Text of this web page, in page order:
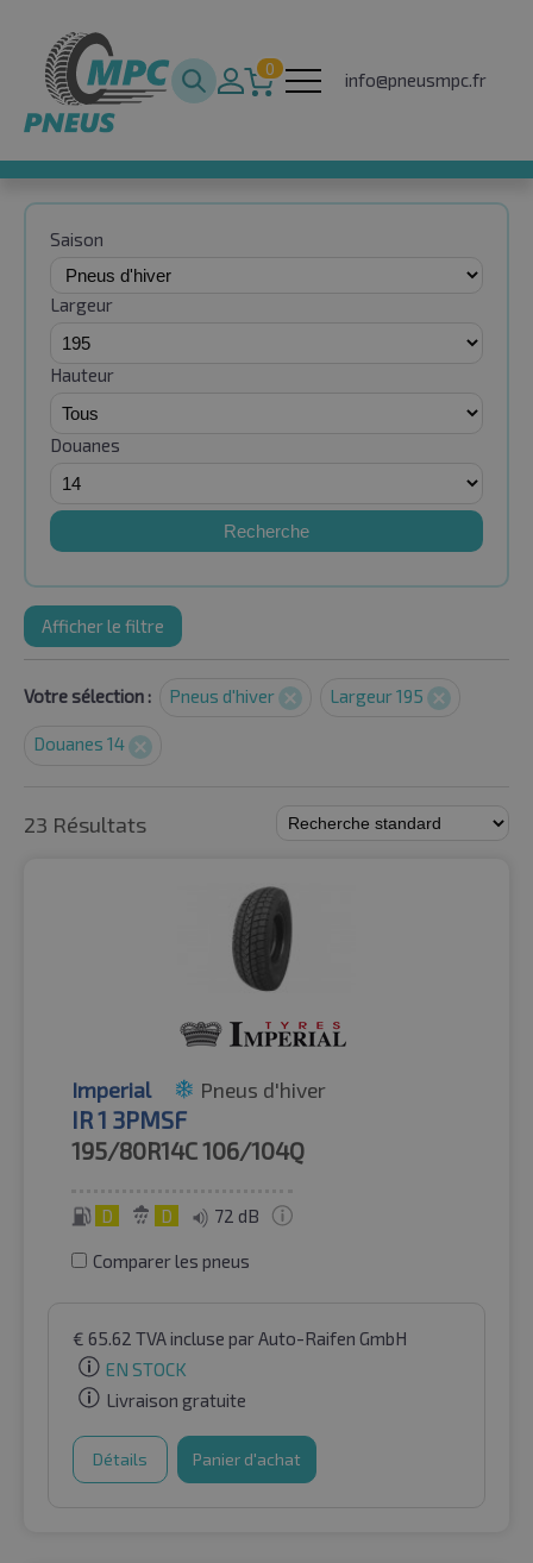
0
info@pneusmpc.fr
Saison
Largeur
Hauteur
Douanes
Recherche
Afficher le filtre
Votre sélection : Pneus d'hiver Largeur 195
Douanes 14
23 Résultats
Imperial Pneus d'hiver
IR 1 3PMSF
195/80R14C106/104Q
D D 72 dB
Comparer les pneus
€ 65.62 TVA incluse par Auto-Raifen GmbH
EN STOCK
Livraison gratuite
Détails Panier d'achat